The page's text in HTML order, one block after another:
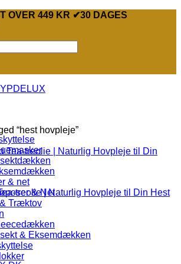
OVER 449 KR ✔30 DAGES
& net
& Net
Træktov
& Eksemdækken
“hest hovpleje”
treolie | Naturlig Hovpleje til Din Hest
Den
aktuelle
pris
er:
74,50 kr..